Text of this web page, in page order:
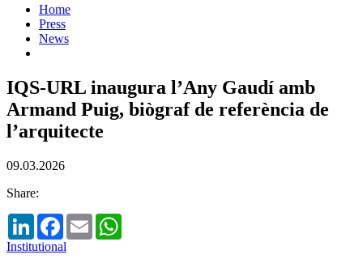
Home
Press
News
IQS-URL inaugura l’Any Gaudí amb
Armand Puig, biògraf de referència de
l’arquitecte
09.03.2026
Share:
LinkedInFacebook
Email
Institutional